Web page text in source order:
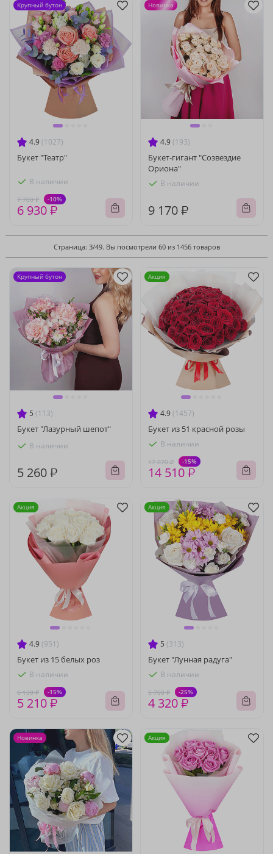
4.9 (1027)
Букет "Театр"
В наличии
7 700 ₽ -10%
6 930 ₽
Крупный бутон
4.9 (193)
Букет-гигант "Созвездие
Ориона"
В наличии
9 170 ₽
Новинка
Страница: 3/49. Вы посмотрели 60 из 1456 товаров
5 (113)
Букет "Лазурный шепот"
В наличии
5 260 ₽
Крупный бутон
4.9 (1457)
Букет из 51 красной розы
В наличии
17 070 ₽ -15%
14 510 ₽
Акция
4.9 (951)
Букет из 15 белых роз
В наличии
6 130 ₽ -15%
5 210 ₽
Акция
5 (313)
Букет "Лунная радуга"
В наличии
5 760 ₽ -25%
4 320 ₽
Акция
Новинка Акция